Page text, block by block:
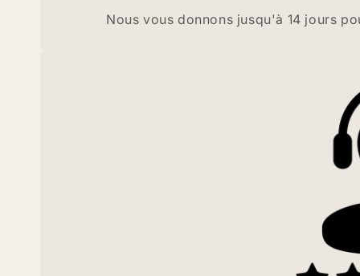
Nous vous donnons jusqu'à 14 jours